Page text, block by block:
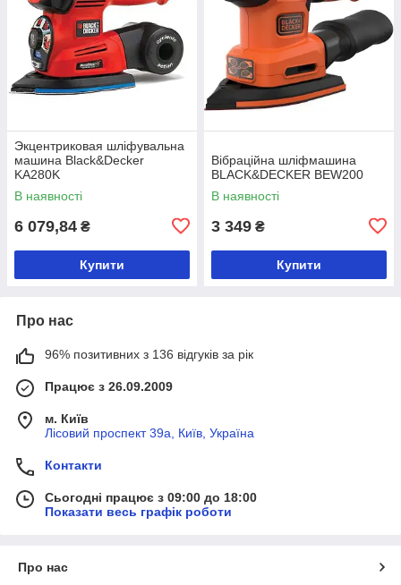
Экцентриковая шліфувальна
машина Black&Decker
KA280K
В наявності
6 079,84 ₴
Купити
Вібраційна шліфмашина
BLACK&DECKER BEW200
В наявності
3 349 ₴
Купити
Про нас
96% позитивних з 136 відгуків за рік
Працює з 26.09.2009
м. Київ
Лісовий проспект 39а, Київ, Україна
Контакти
Сьогодні працює з 09:00 до 18:00
Показати весь графік роботи
Про нас